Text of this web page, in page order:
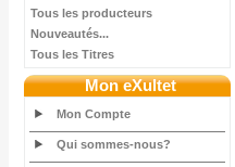
Tous les producteurs
Nouveautés...
Tous les Titres
Mon eXultet
Mon Compte
Qui sommes-nous?